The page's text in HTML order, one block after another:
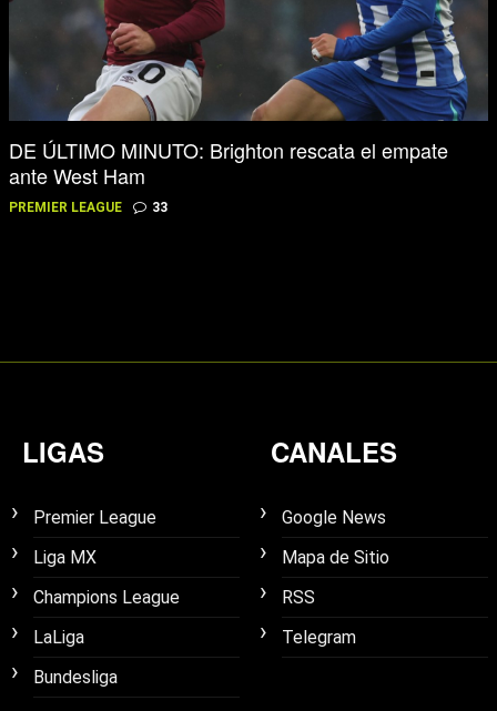
DE ÚLTIMO MINUTO: Brighton rescata el empate
ante West Ham
PREMIER LEAGUE 33
LIGAS
Premier League
Liga MX
Champions League
LaLiga
Bundesliga
CANALES
Google News
Mapa de Sitio
RSS
Telegram